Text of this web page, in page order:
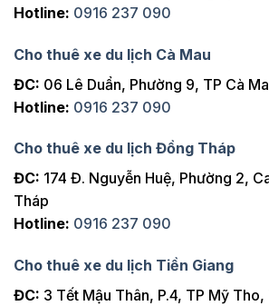
Hotline: 0916 237 090
Cho thuê xe du lịch Cà Mau
ĐC: 06 Lê Duẩn, Phường 9, TP Cà
Hotline: 0916 237 090
Cho thuê xe du lịch Đồng Tháp
ĐC: 174 Đ. Nguyễn Huệ, Phường 2,
Tháp
Hotline: 0916 237 090
Cho thuê xe du lịch Tiền Giang
ĐC: 3 Tết Mậu Thân, P.4, TP Mỹ Tho,